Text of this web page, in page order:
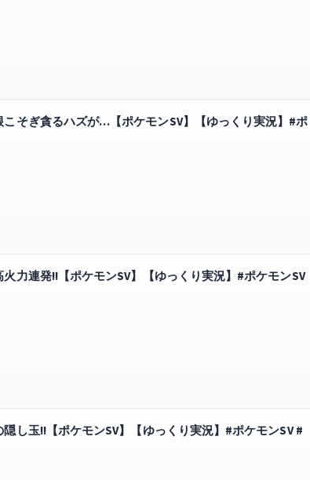
そぎ貪るハズが…【ポケモンSV】【ゆっくり実況】#ポ
力連発!!【ポケモンSV】【ゆっくり実況】#ポケモンSV
し玉!!【ポケモンSV】【ゆっくり実況】#ポケモンSV #